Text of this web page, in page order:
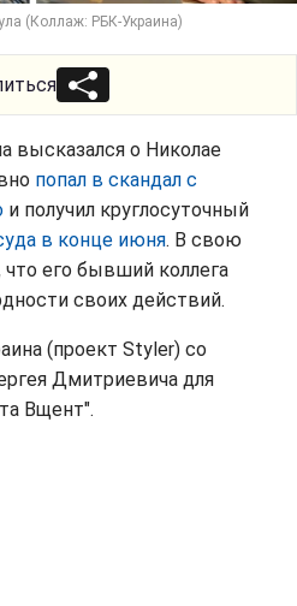
(Коллаж: РБК-Украина)
высказался о Николае
попал в скандал с
и получил круглосуточный
в конце июня. В свою
его бывший коллега
своих действий.
(проект Styler) со
Дмитриевича для
Вщент".